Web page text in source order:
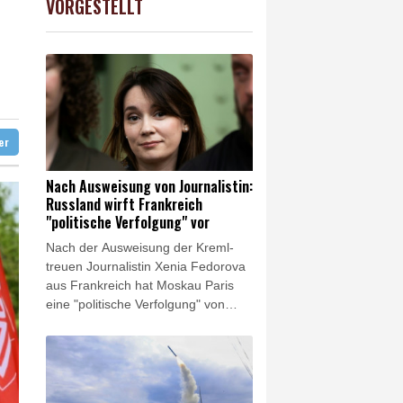
Gespräche
für Lkw
-0.08%
VORGESTELLT
Nach Ausweisung von Journalistin:
Russland wirft Frankreich
"politische Verfolgung" vor
Nach der Ausweisung der Kreml-
treuen Journalistin Xenia Fedorova
aus Frankreich hat Moskau Paris
eine "politische Verfolgung" von
"Jede abweichende Meinung wird
als russische Propaganda
bezeichnet, worauf Versuche folgen,
Journalisten und ganze Medien zu